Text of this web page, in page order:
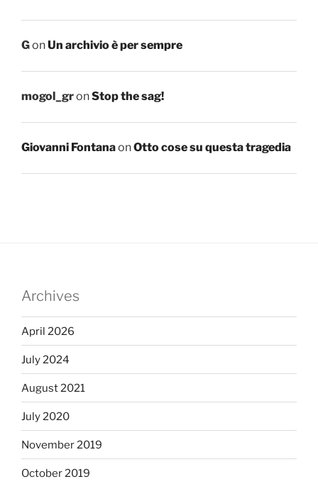
GonUn archivio è per sempre
mogol_gronStop the sag!
Giovanni FontanaonOtto cose su questa tragedia
Archives
April 2026
July 2024
August 2021
July 2020
November 2019
October 2019